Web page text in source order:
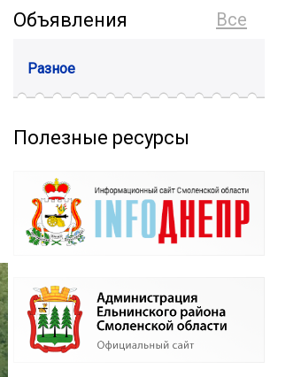
Все
Объявления
Разное
Полезные ресурсы